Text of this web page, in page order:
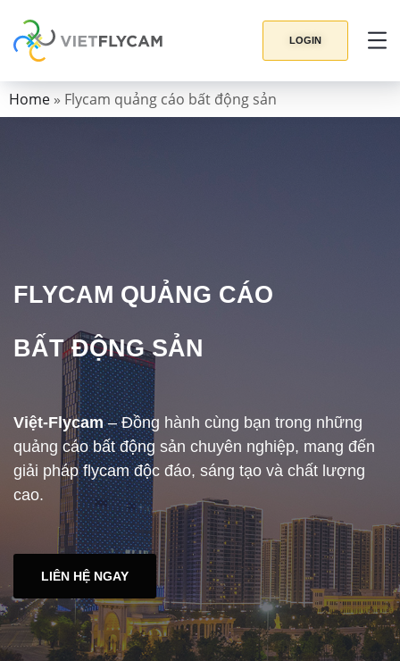
LOGIN
Home » Flycam quảng cáo bất động sản
FLYCAM QUẢNG CÁO
BẤT ĐỘNG SẢN
Việt-Flycam– Đồng hành cùng bạn trong những
quảng cáo bất động sản chuyên nghiệp, mang đến
giải pháp flycam độc đáo, sáng tạo và chất lượng
cao.
LIÊN HỆ NGAY